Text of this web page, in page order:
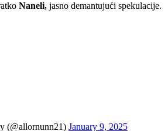
Naneli, jasno demantujući spekulacije.
(@allornunn21) January 9, 2025